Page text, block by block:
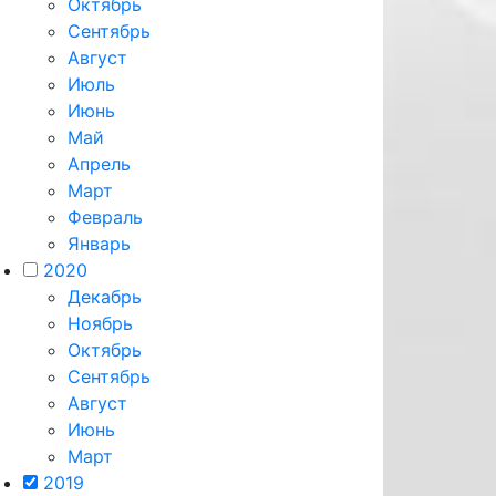
Октябрь
Сентябрь
Август
Июль
Июнь
Май
Апрель
Март
Февраль
Январь
2020
Декабрь
Ноябрь
Октябрь
Сентябрь
Август
Июнь
Март
2019